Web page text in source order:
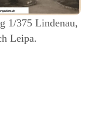
1/375 Lindenau,
Leipa.